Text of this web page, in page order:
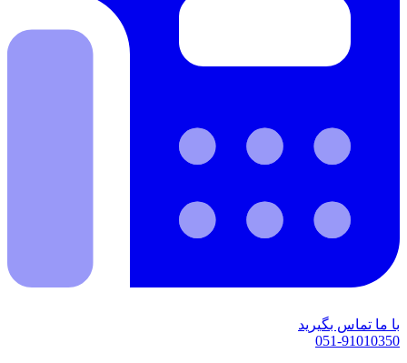
با ما تماس بگیرید
051-91010350